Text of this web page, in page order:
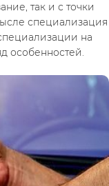
так и с точки
специализация
на
особенностей.